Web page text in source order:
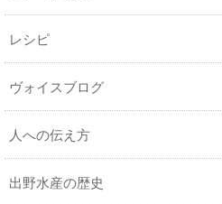
レシピ
ヴォイスブログ
人への伝え方
出野水産の歴史